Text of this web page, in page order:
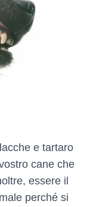
e tartaro
cane che
essere il
perché si